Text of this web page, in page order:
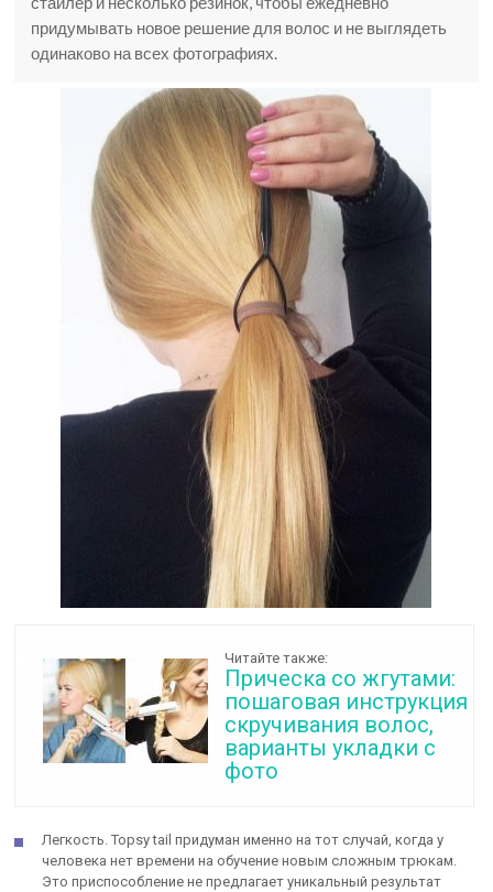
придумывать новое решение для волос и не выглядеть
одинаково на всех фотографиях.
Читайте также:
Прическа со жгутами:
пошаговая инструкция
скручивания волос,
варианты укладки с
фото
Легкость. Topsy tail придуман именно на тот случай, когда у
человека нет времени на обучение новым сложным трюкам.
Это приспособление не предлагает уникальный результат